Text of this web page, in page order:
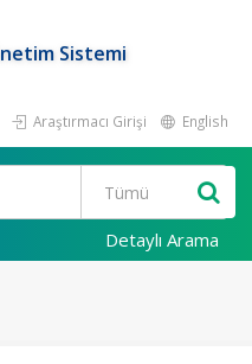
Sistemi
Araştırmacı Girişi English
Detaylı Arama